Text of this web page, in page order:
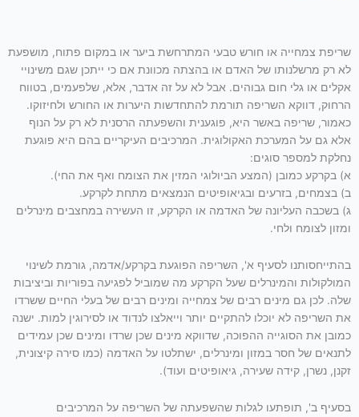
שריפת צמחייה או חורש טבעי המתרחשת ביער או במקום פתוח, מושפעת
לא רק מרשלנותו של האדם או בהצתה מכוונת אם כי ייתכן שגם משינויי
אקלים או גלי חום גבוהים. אבל לא על זה אדבר, אלא, שלפעמים, בטווח
הרחוק, דווקא השריפה תורמת להתחדשות היערות או החורש ולחיזוקו.
כאמור, שריפה באשר היא, פוגענית והשפעתה הרסנית לא רק על הנוף
אלא גם על המערכת האקולוגית. המרכיבים העיקריים בהם היא פוגעת
נחלקת למספר סוגים:
א) בקרקע כמובן (המצע הביולוגי המזין את הצומח ואף את החי).
ב) בצמחים, בזרעים ובגיאופיטים הנמצאים מתחת לקרקע.
ג) בשכבה העליונה של האדמה או הקרקע, זו העשירה במחצבים מינרלים
ומזון לצומח ולחי.
בהתייחסותנו לסעיף א', השריפה הפוגעת בקרקע/אדמה, גורמת לשינוי
המולקולות והמינרלים שעל הקרקע מה שמוביל לפגיעה בפוריות וביציבות
שלה. לכן גם מינים רבים של צמחייה ומינים רבים של בעלי החיים ששרדו
את השריפה לא יוכלו להתקיים יותר וייאלצו לנדוד או לסירוגין למות. ישנה
כמובן את הסוגייה ההפוכה, שדווקא מינים שכן שרדו ומינים שכן עמידים
לתנאים של חסר במזון ומינרלים, ישתלטו על האדמה (כמו סירה קיצונית,
זקנן, נשרן, קידה שעירה, גיאופיטים ועוד).
בסעיף ב', תופתעו לגלות שהשפעתה של השריפה על המרכיבים